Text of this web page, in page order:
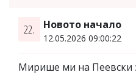
22. Новото начало
12.05.2026 09:00:22
Мирише ми на Пеевски